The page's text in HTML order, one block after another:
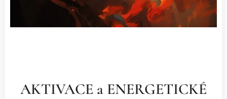
AKTIVACE a ENERGETICKÉ